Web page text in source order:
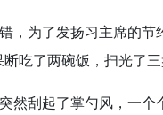
，为了发扬习主席的节
吃了两碗饭，扫光了三
然刮起了掌勺风，一个